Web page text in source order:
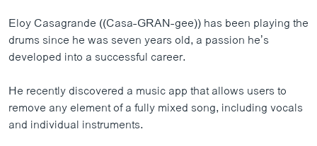
Eloy Casagrande ((Casa-GRAN-gee)) has been playing the
drums since he was seven years old, a passion he’s
developed into a successful career.
He recently discovered a music app that allows users to
remove any element of a fully mixed song, including vocals
and individual instruments.